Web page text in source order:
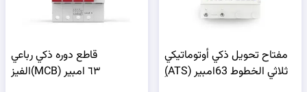
قاطع دوره ذكي رباعي
الفيز(MCB) ٦٣ امبير
مفتاح تحويل ذكي أوتوماتيكي
(ِATS) ثلاثي الخطوط 63امبير